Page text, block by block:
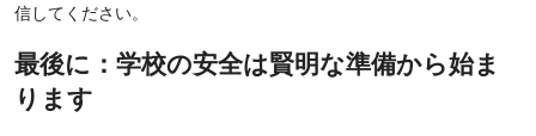
信してください。
最後に：学校の安全は賢明な準備から始ま
ります